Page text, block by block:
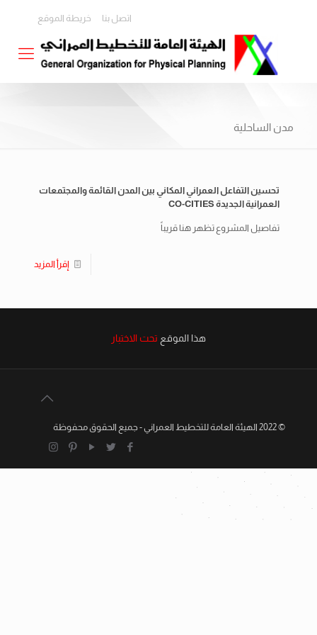
اتصل بنا خريطة الموقع
مدن الساحلية
تحسين التفاعل العمراني المكاني بين المدن القائمة والمجتمعات
العمرانية الجديدة CO-CITIES
تفاصيل المشروع تظهر هنا قريباً
إقرأ المزيد
هذا الموقع تحت الاختبار
© 2022 الهيئة العامة للتخطيط العمراني - جميع الحقوق محفوظة